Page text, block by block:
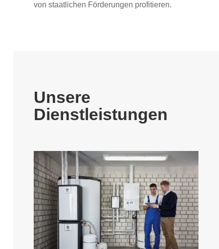
von staatlichen Förderungen profitieren.
Unsere
Dienstleistungen